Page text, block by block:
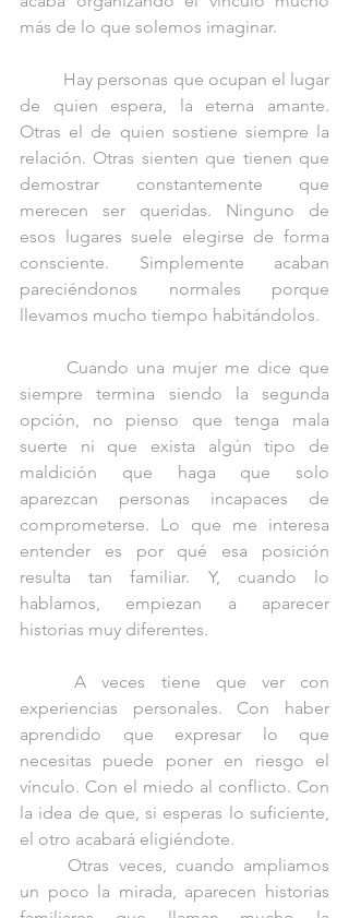
más de lo que solemos imaginar.
de quien espera, la eterna amante.
Otras el de quien sostiene siempre la
relación. Otras sienten que tienen que
demostrar constantemente que
merecen ser queridas. Ninguno de
esos lugares suele elegirse de forma
consciente. Simplemente acaban
pareciéndonos normales porque
llevamos mucho tiempo habitándolos.
siempre termina siendo la segunda
opción, no pienso que tenga mala
suerte ni que exista algún tipo de
maldición que haga que solo
aparezcan personas incapaces de
comprometerse. Lo que me interesa
entender es por qué esa posición
resulta tan familiar. Y, cuando lo
hablamos, empiezan a aparecer
historias muy diferentes.
	A veces tiene que ver con
experiencias personales. Con haber
aprendido que expresar lo que
necesitas puede poner en riesgo el
vínculo. Con el miedo al conflicto. Con
la idea de que, si esperas lo suficiente,
el otro acabará eligiéndote.
un poco la mirada, aparecen historias